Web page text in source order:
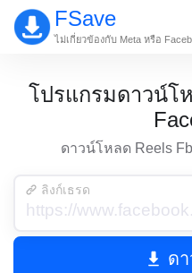
FSave
ไม่เกี่ยวข้องกับ Meta หรือ
โปรแกรมดาวน์โ
ดาวน์โหลด Reels
ลิงก์เธรด
ด